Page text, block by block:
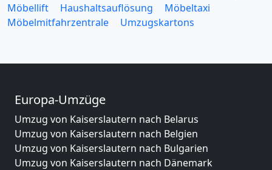
Möbellift
Haushaltsauflösung
Möbeltaxi
Möbelmitfahrzentrale
Umzugskartons
Europa-Umzüge
Umzug von Kaiserslautern nach Belarus
Umzug von Kaiserslautern nach Belgien
Umzug von Kaiserslautern nach Bulgarien
Umzug von Kaiserslautern nach Dänemark